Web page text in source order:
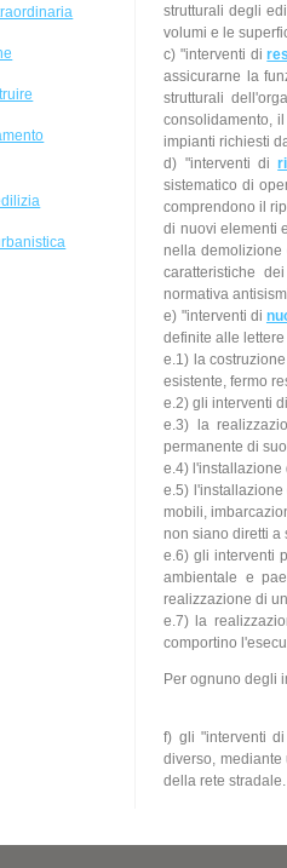
strutturali degli
volumi e le
c) "interventi di
assicurarne la
strutturali
consolidamento,
impianti richiesti
d) "interventi di
sistematico di
comprendono il
di nuovi elementi
nella demolizione
caratteristiche
normativa
e) "interventi di
definite alle
e.1) la
esistente, fermo
e.2) gli interventi
e.3) la
permanente di
e.4) l'installazione
e.5)
mobili,
non siano diretti a
e.6) gli interventi
ambientale e
realizzazione di
e.7) la
comportino
Per ognuno degli
f) gli "interventi
diverso,
della rete stradale.